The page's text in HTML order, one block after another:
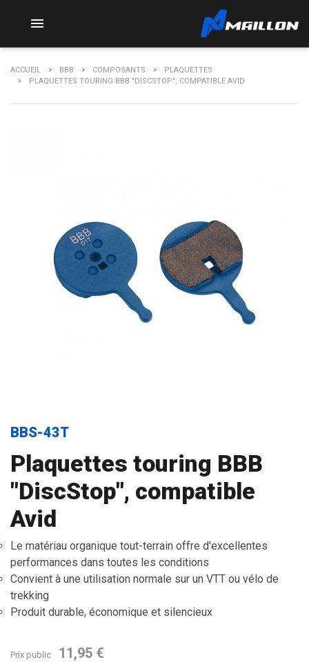

ACCUEIL BBB COMPOSANTS
PLAQUETTES
PLAQUETTES TOURING BBB "DISCSTOP", COMPATIBLE AVID
BBS-43T
Plaquettes touring BBB
"DiscStop", compatible
Avid
Le matériau organique tout-terrain offre d'excellentes
performances dans toutes les conditions
Convient à une utilisation normale sur un VTT ou vélo de
trekking
Produit durable, économique et silencieux
Prix public 11,95 €